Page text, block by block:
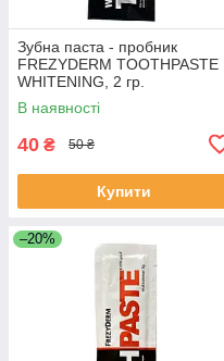
Зубна паста - пробник
FREZYDERM TOOTHPASTE
WHITENING, 2 гр.
В наявності
40 ₴ 50 ₴
Купити
–20%